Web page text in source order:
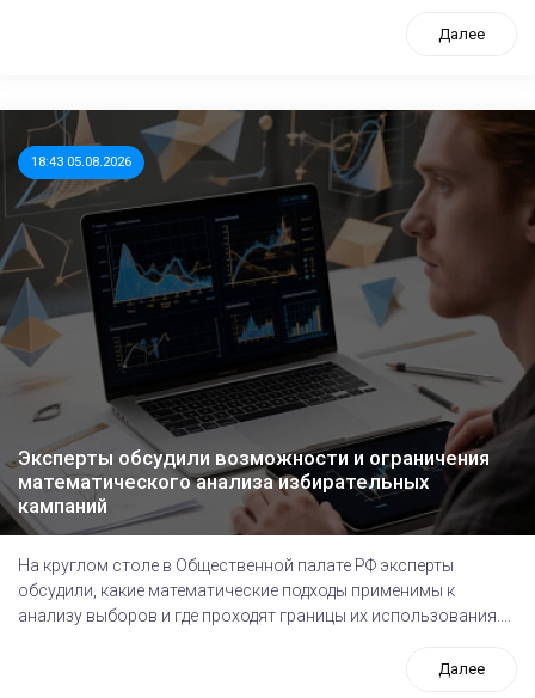
Далее
18:43 05.08.2026
Эксперты обсудили возможности и ограничения
математического анализа избирательных
кампаний
На круглом столе в Общественной палате РФ эксперты
обсудили, какие математические подходы применимы к
анализу выборов и где проходят границы их использования....
Далее